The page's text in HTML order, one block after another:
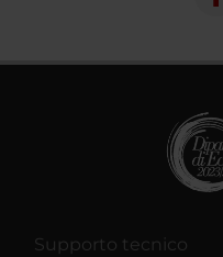
Supporto tecnico